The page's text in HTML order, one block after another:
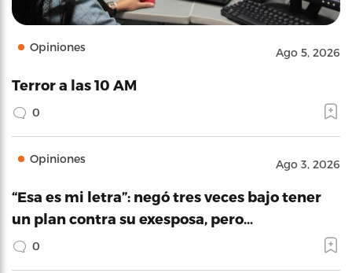
Opiniones Ago 5, 2026
Terror a las 10 AM
0
Opiniones Ago 3, 2026
“Esa es mi letra”: negó tres veces bajo tener
un plan contra su exesposa, pero…
0